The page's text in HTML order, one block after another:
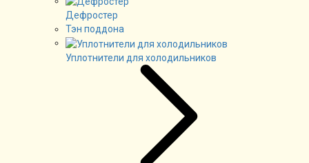
Дефростер
Тэн поддона
Уплотнители для холодильников